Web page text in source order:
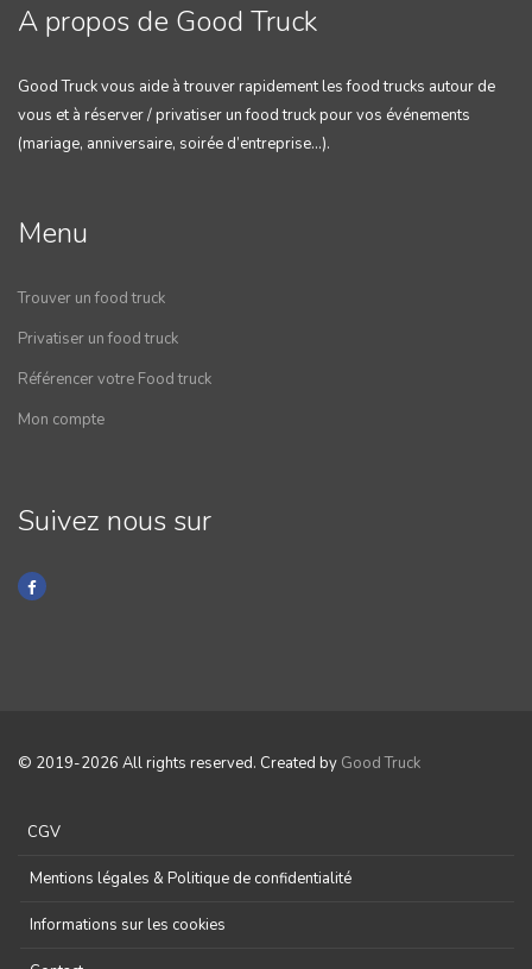
A propos de Good Truck
Good Truck vous aide à trouver rapidement les food trucks autour de
vous et à réserver / privatiser un food truck pour vos événements
(mariage, anniversaire, soirée d’entreprise…).
Menu
Trouver un food truck
Privatiser un food truck
Référencer votre Food truck
Mon compte
Suivez nous sur
© 2019-2026 All rights reserved. Created by Good Truck
CGV
Mentions légales & Politique de confidentialité
Informations sur les cookies